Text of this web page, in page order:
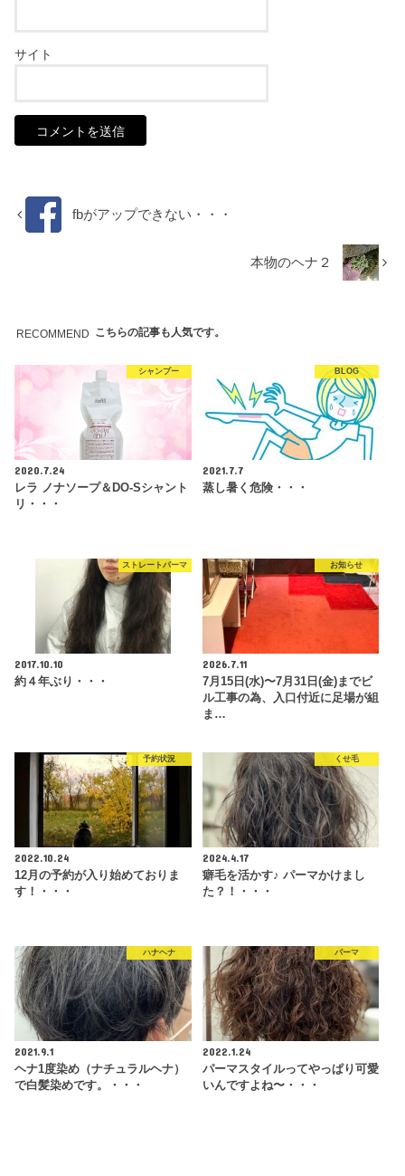
サイト
fbがアップできない・・・
本物のヘナ２
RECOMMEND こちらの記事も人気です。
シャンプー
2020.7.24
レラ ノナソープ＆DO-Sシャント
リ・・・
BLOG
2021.7.7
蒸し暑く危険・・・
ストレートパーマ
2017.10.10
約４年ぶり・・・
お知らせ
2026.7.11
7月15日(水)〜7月31日(金)までビ
ル工事の為、入口付近に足場が組
ま…
予約状況
2022.10.24
12月の予約が入り始めておりま
す！・・・
くせ毛
2024.4.17
癖毛を活かす♪ パーマかけまし
た？！・・・
ハナヘナ
2021.9.1
ヘナ1度染め（ナチュラルヘナ）
で白髪染めです。・・・
パーマ
2022.1.24
パーマスタイルってやっぱり可愛
いんですよね〜・・・